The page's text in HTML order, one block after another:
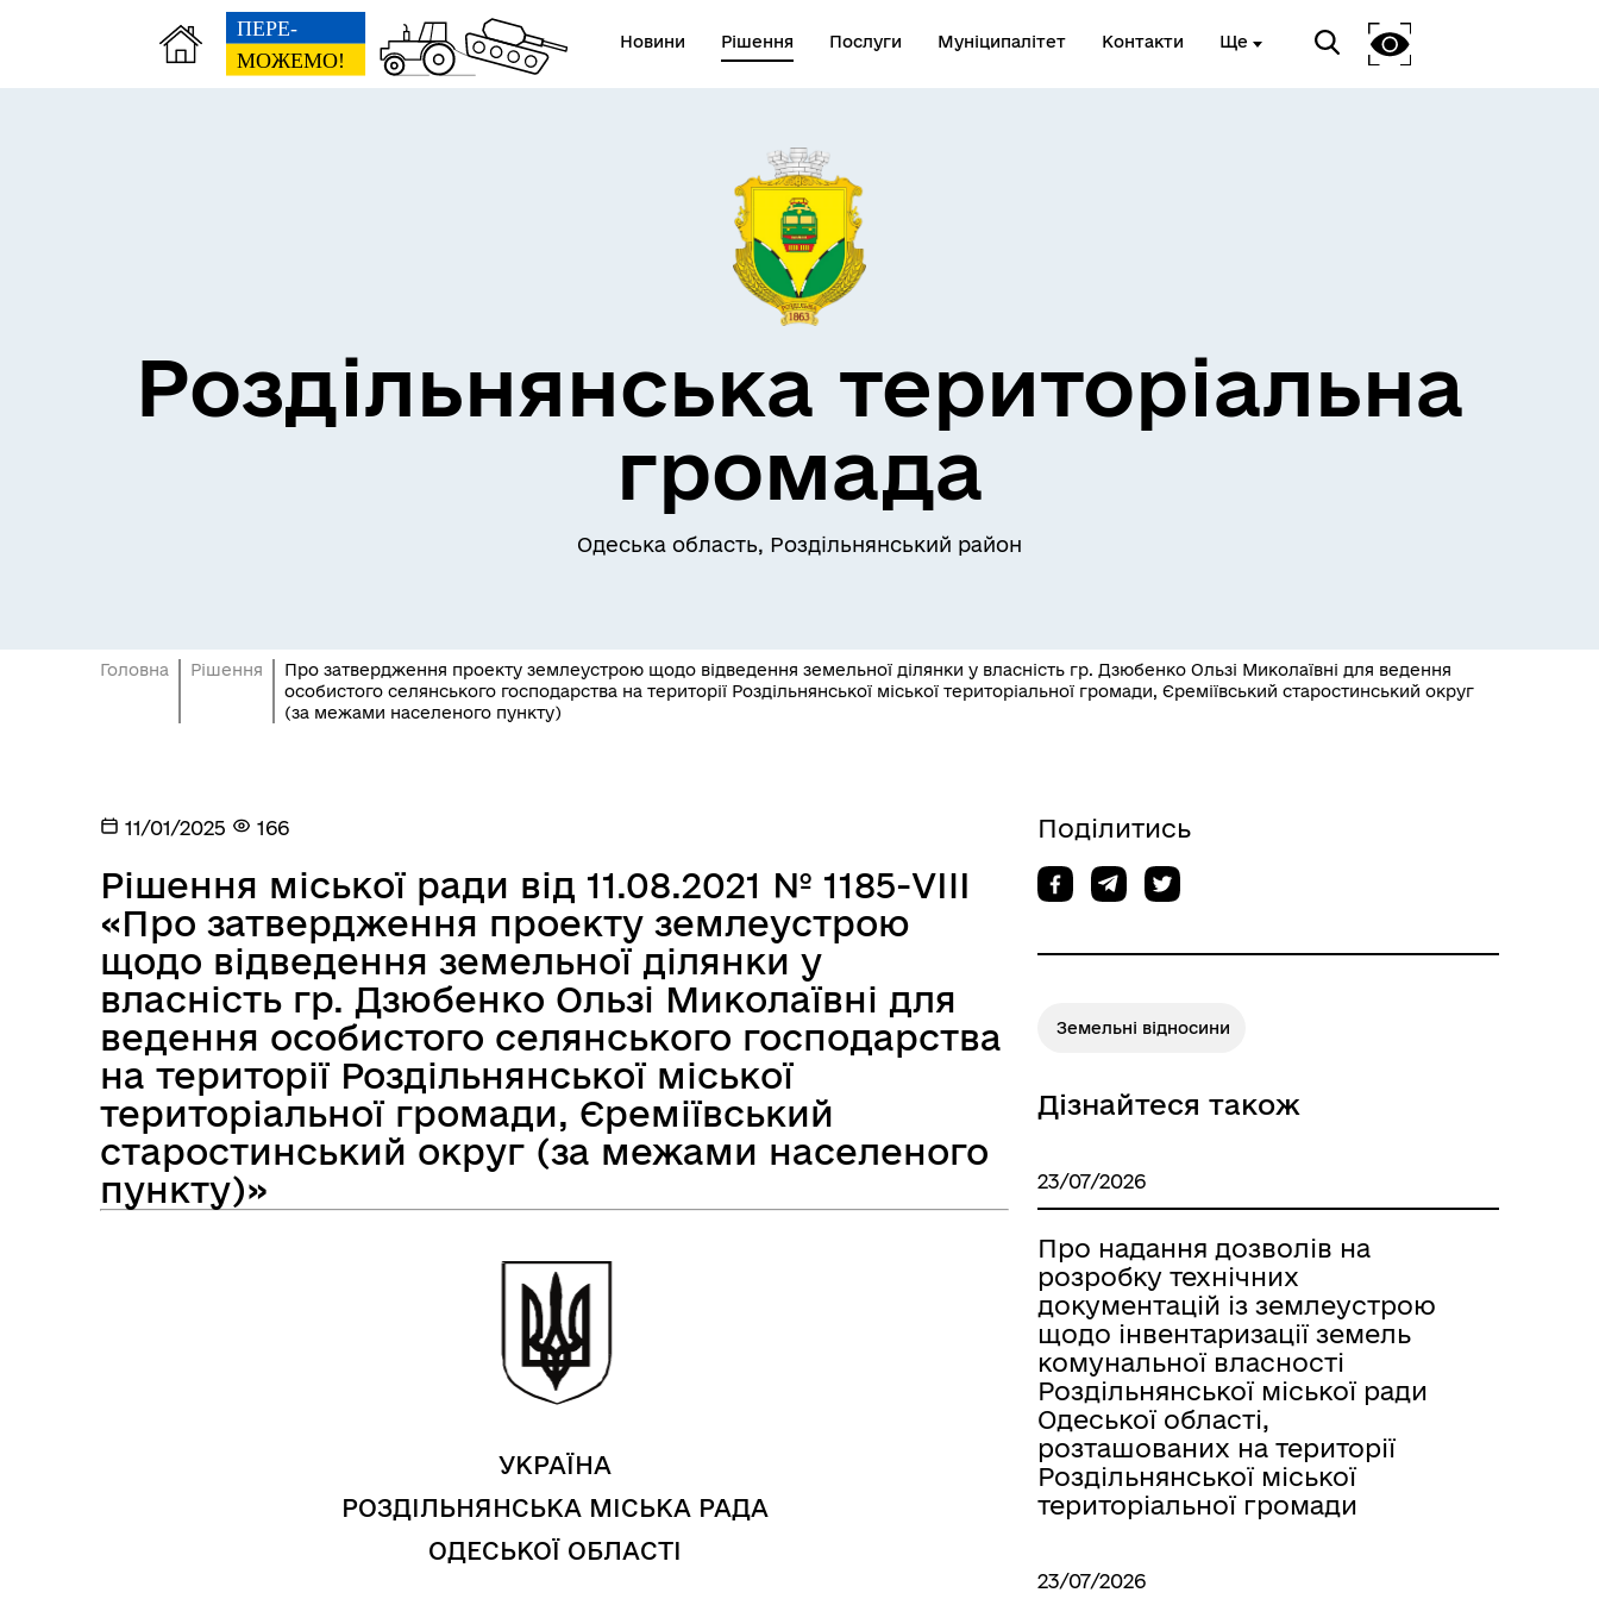
Новини Рішення Послуги Муніципалітет Контакти Ще
Засідання виконавчого
комітету
Книга пам'яті полеглих за
Роздільнянська територіальна
громада
Одеська область, Роздільнянський район
Головна Рішення
Про затвердження проекту землеустрою щодо відведення земельної ділянки у власність гр. Дзюбенко Ользі Миколаївні для ведення
особистого селянського господарства на території Роздільнянської міської територіальної громади, Єреміївський старостинський округ
(за межами населеного пункту)
11/01/2025 166
Рішення міської ради від 11.08.2021 № 1185-VIII
«Про затвердження проекту землеустрою
щодо відведення земельної ділянки у
власність гр. Дзюбенко Ользі Миколаївні для
ведення особистого селянського господарства
на території Роздільнянської міської
територіальної громади, Єреміївський
старостинський округ (за межами населеного
пункту)»
УКРАЇНА
РОЗДІЛЬНЯНСЬКА МІСЬКА РАДА
ОДЕСЬКОЇ ОБЛАСТІ
Поділитись
Земельні відносини
Дізнайтеся також
23/07/2026
Про надання дозволів на
розробку технічних
документацій із землеустрою
щодо інвентаризації земель
комунальної власності
Роздільнянської міської ради
Одеської області,
розташованих на території
Роздільнянської міської
територіальної громади
23/07/2026